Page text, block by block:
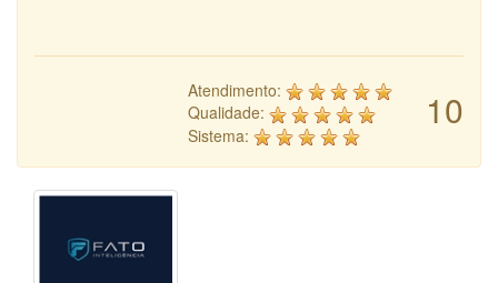
10
Atendimento:
Qualidade:
Sistema: